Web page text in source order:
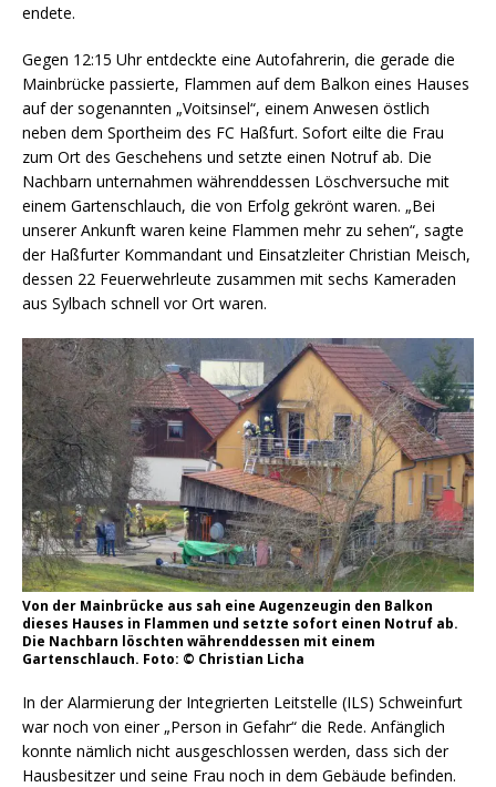
endete.
Gegen 12:15 Uhr entdeckte eine Autofahrerin, die gerade die
Mainbrücke passierte, Flammen auf dem Balkon eines Hauses
auf der sogenannten „Voitsinsel“, einem Anwesen östlich
neben dem Sportheim des FC Haßfurt. Sofort eilte die Frau
zum Ort des Geschehens und setzte einen Notruf ab. Die
Nachbarn unternahmen währenddessen Löschversuche mit
einem Gartenschlauch, die von Erfolg gekrönt waren. „Bei
unserer Ankunft waren keine Flammen mehr zu sehen“, sagte
der Haßfurter Kommandant und Einsatzleiter Christian Meisch,
dessen 22 Feuerwehrleute zusammen mit sechs Kameraden
aus Sylbach schnell vor Ort waren.
Von der Mainbrücke aus sah eine Augenzeugin den Balkon
dieses Hauses in Flammen und setzte sofort einen Notruf ab.
Die Nachbarn löschten währenddessen mit einem
Gartenschlauch. Foto: © Christian Licha
In der Alarmierung der Integrierten Leitstelle (ILS) Schweinfurt
war noch von einer „Person in Gefahr“ die Rede. Anfänglich
konnte nämlich nicht ausgeschlossen werden, dass sich der
Hausbesitzer und seine Frau noch in dem Gebäude befinden.